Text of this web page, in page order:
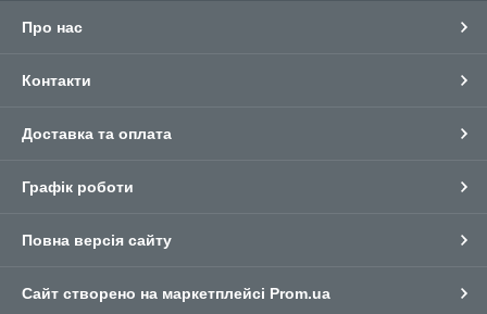
Про нас
Контакти
Доставка та оплата
Графік роботи
Повна версія сайту
Сайт створено на маркетплейсі Prom.ua